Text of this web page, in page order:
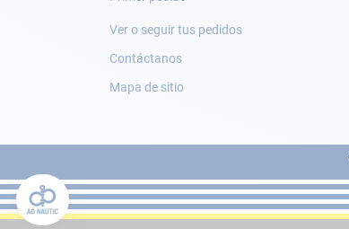
Ver o seguir tus pedidos
Contáctanos
Mapa de sitio